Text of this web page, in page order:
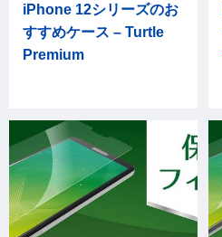
iPhone 12シリーズのお
すすめケース – Turtle
Premium